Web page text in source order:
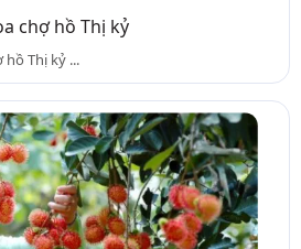
chợ hồ Thị kỷ
Thị kỷ ...